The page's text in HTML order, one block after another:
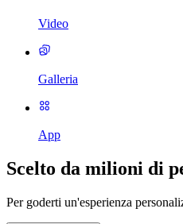
Video
Galleria
App
Scelto da milioni di
Per goderti un'esperienza